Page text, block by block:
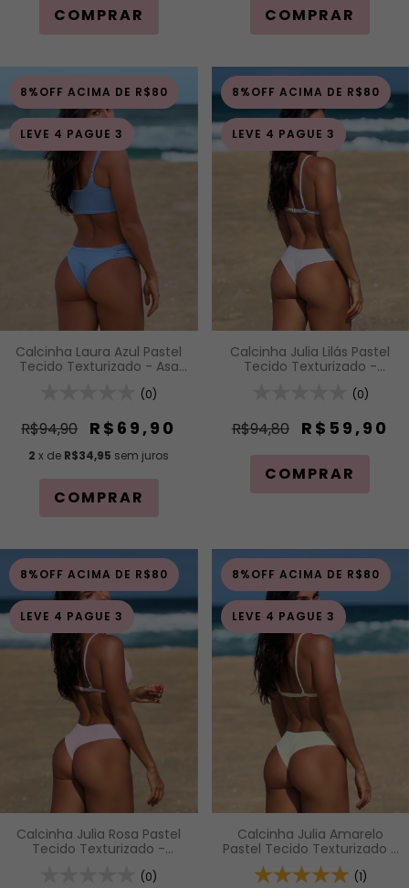
COMPRAR COMPRAR
8%OFF ACIMA DE R$80
LEVE 4 PAGUE 3
Calcinha Laura Azul Pastel
Tecido Texturizado - Asa
(0)
R$94,90 R$69,90
2 x de R$34,95 sem juros
COMPRAR
8%OFF ACIMA DE R$80
LEVE 4 PAGUE 3
Calcinha Julia Lilás Pastel
Tecido Texturizado -
Duplo (Efeito Levanta)
(0)
R$94,80 R$59,90
COMPRAR
8%OFF ACIMA DE R$80
LEVE 4 PAGUE 3
Calcinha Julia Rosa Pastel
Tecido Texturizado -
Duplo (Efeito Levanta)
(0)
8%OFF ACIMA DE R$80
LEVE 4 PAGUE 3
Calcinha Julia Amarelo
Pastel Tecido Texturizado -
Calcinha Asa Delta Fio
Duplo (Efeito Levanta)
(1)